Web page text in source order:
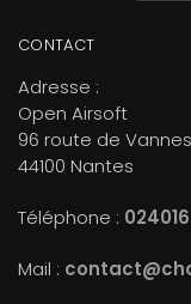
CONTACT
Adresse :
Open Airsoft
96 route de Vannes
44100 Nantes
Téléphone :
Mail :